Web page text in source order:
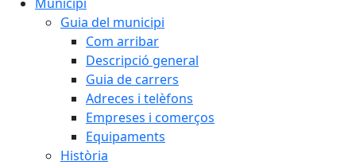
Guia del municipi
Com arribar
Descripció general
Guia de carrers
Adreces i telèfons
Empreses i comerços
Equipaments
Història